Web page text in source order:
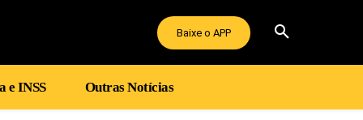
Baixe o APP
e INSS Outras Notícias